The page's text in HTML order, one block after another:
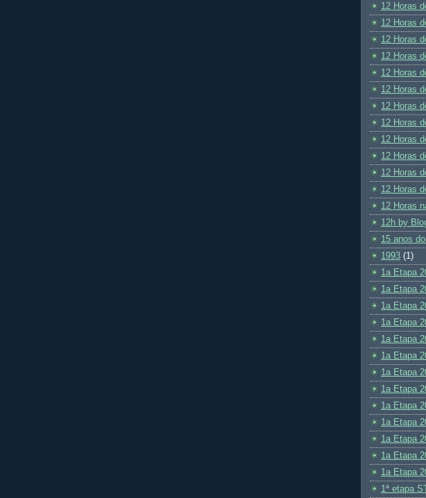
12 Horas
12 Horas
12 Horas
12 Horas
12 Horas
12 Horas
12 Horas
12 Horas
12 Horas
12 Horas
12 Horas
12 Horas
12 Horas
12h by
15 anos
1993 (1)
1a Etapa
1a Etapa
1a Etapa
1a Etapa
1a Etapa
1a Etapa
1a Etapa
1a Etapa
1a Etapa
1a Etapa
1a Etapa
1a Etapa
1a Etapa
1ª etapa